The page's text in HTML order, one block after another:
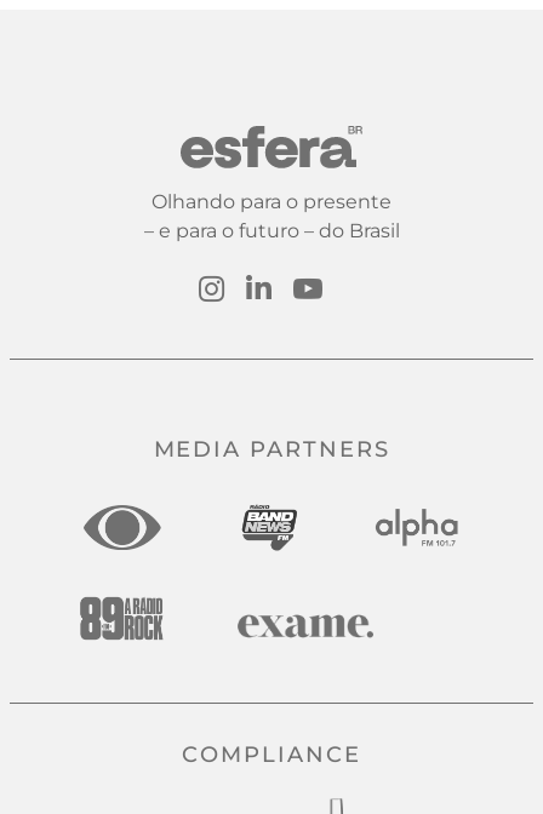
Olhando para o presente
– e para o futuro – do Brasil
MEDIA PARTNERS
COMPLIANCE